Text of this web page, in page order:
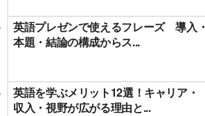
英語プレゼンで使えるフレーズ 導入・
本題・結論の構成からス...
英語を学ぶメリット12選！キャリア・
収入・視野が広がる理由と...